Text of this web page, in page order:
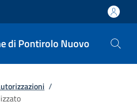
di Pontirolo Nuovo
/